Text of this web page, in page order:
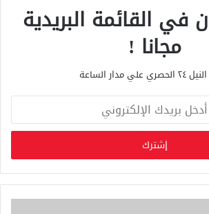
في القائمة البريدية
مجانا !
علي مدار الساعة